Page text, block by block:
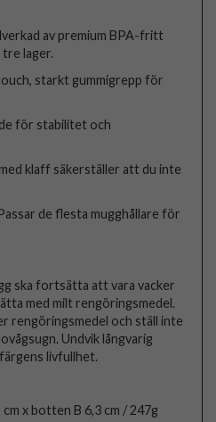
av premium BPA-fritt
lager.
starkt gummigrepp för
för stabilitet och
klaff säkerställer att du inte
de flesta mugghållare för
ska fortsätta att vara vacker
med milt rengöringsmedel.
rengöringsmedel och ställ inte
Undvik långvarig
livfullhet.
x botten B 6,3 cm / 247g